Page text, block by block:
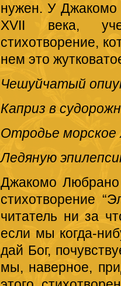
нужен. У Джакомо
XVII века,
стихотворение,
нем это
Чешуйчатый
Каприз в
Отродье
Ледяную
Джакомо Любрано
стихотворение
читатель ни за
если мы когда-
дай Бог,
мы, наверное,